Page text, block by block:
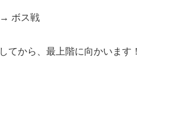
ボス戦
てから、最上階に向かいます！